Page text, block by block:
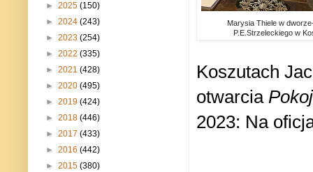
Marysia Thiele w
P.E.Strzeleckiego w
Koszutach
otwarcia
2023: Na
► 2025 (150)
► 2024 (243)
► 2023 (254)
► 2022 (335)
► 2021 (428)
► 2020 (495)
► 2019 (424)
► 2018 (446)
► 2017 (433)
► 2016 (442)
► 2015 (380)